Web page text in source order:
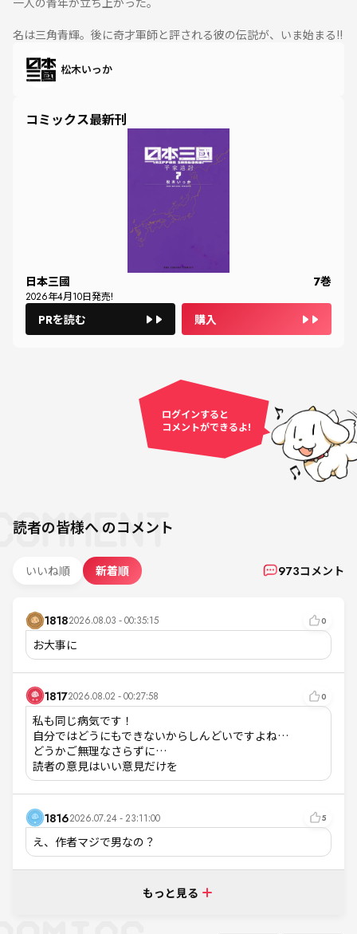
名は三角青輝。後に奇才軍師と評される彼の伝説が、いま始まる!!
松木いっか
コミックス最新刊
日本三國 7巻
2026年4月10日発売!
購入
PRを読む
ログインすると
コメントができるよ!
読者の皆様へ のコメント
いいね順 新着順 973コメント
18182026.08.03 - 00:35:15 0
お大事に
18172026.08.02 - 00:27:58 0
私も同じ病気です！
自分ではどうにもできないからしんどいですよね…
どうかご無理なさらずに…
読者の意見はいい意見だけを
18162026.07.24 - 23:11:00 5
え、作者マジで男なの？
もっと見る